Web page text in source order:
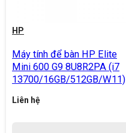
HP
Máy tính để bàn HP Elite
Mini 600 G9 8U8R2PA (i7
13700/16GB/512GB/W11)
Liên hệ